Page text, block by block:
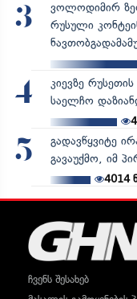
3
ვოლოდიმირ
რუსული
4
კიევზე
საელჩო
5
გადავწყვიტე
გავაუქმო, იმ
4014
ჩვენს შესახებ